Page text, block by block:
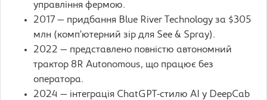
управління фермою.
2017 — придбання Blue River Technology за $305
млн (комп’ютерний зір для See & Spray).
2022 — представлено повністю автономний
трактор 8R Autonomous, що працює без
оператора.
2024 — інтеграція ChatGPT-стилю AI у DeepCab